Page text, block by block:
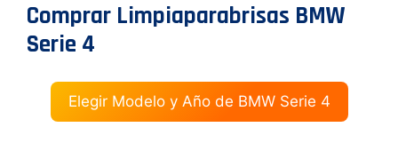
Comprar Limpiaparabrisas BMW
Serie 4
Elegir Modelo y Año de BMW Serie 4